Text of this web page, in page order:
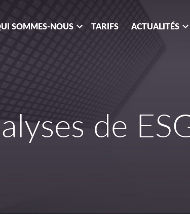
SOMMES-NOUS TARIFS ACTUALITÉS
de